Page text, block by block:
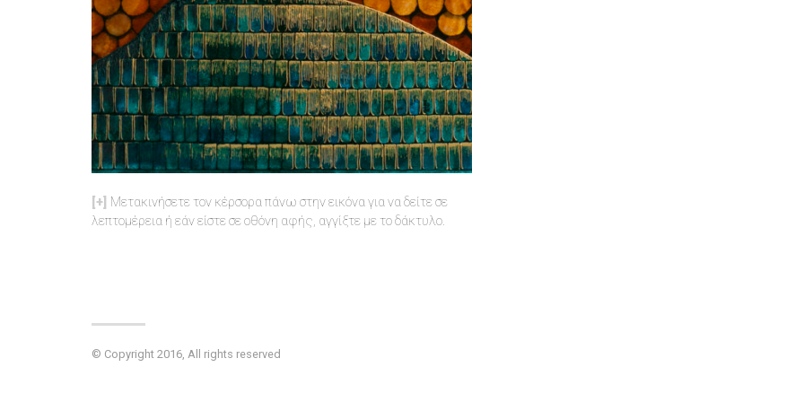
Μετακινήσετε τον κέρσορα πάνω στην εικόνα για να δείτε σε
λεπτομέρεια ή εάν είστε σε οθόνη αφής, αγγίξτε με το δάκτυλο.
© Copyright 2016, All rights reserved